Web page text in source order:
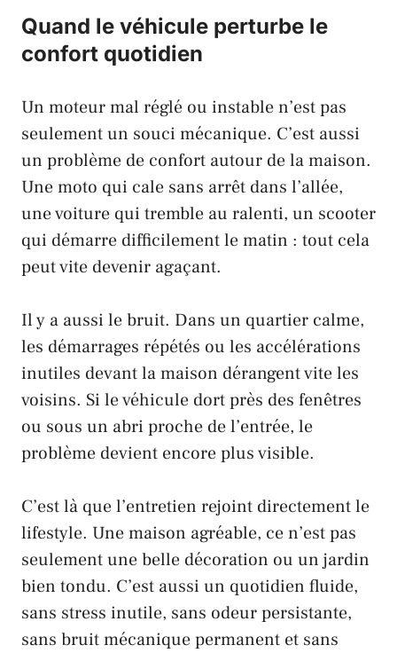
Quand le véhicule perturbe le
confort quotidien
Un moteur mal réglé ou instable n’est pas
seulement un souci mécanique. C’est aussi
un problème de confort autour de la maison.
Une moto qui cale sans arrêt dans l’allée,
une voiture qui tremble au ralenti, un scooter
qui démarre difficilement le matin : tout cela
peut vite devenir agaçant.
Il y a aussi le bruit. Dans un quartier calme,
les démarrages répétés ou les accélérations
inutiles devant la maison dérangent vite les
voisins. Si le véhicule dort près des fenêtres
ou sous un abri proche de l’entrée, le
problème devient encore plus visible.
C’est là que l’entretien rejoint directement le
lifestyle. Une maison agréable, ce n’est pas
seulement une belle décoration ou un jardin
bien tondu. C’est aussi un quotidien fluide,
sans stress inutile, sans odeur persistante,
sans bruit mécanique permanent et sans